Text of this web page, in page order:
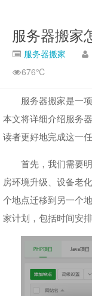
服务器搬家
服务器搬家
676℃
服务器搬家是一
本文将详细介绍服务
读者更好地完成这一任
首先，我们需要
房环境升级、设备老
个地点迁移到另一个
家计划，包括时间安